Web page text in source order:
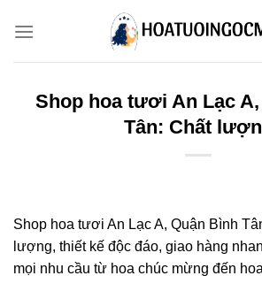
Shop hoa tươi An Lạc
Tân: Chất
Shop hoa tươi An Lạc A, Quận Bình
lượng, thiết kế độc đáo, giao hàng
mọi nhu cầu từ hoa chúc mừng đến